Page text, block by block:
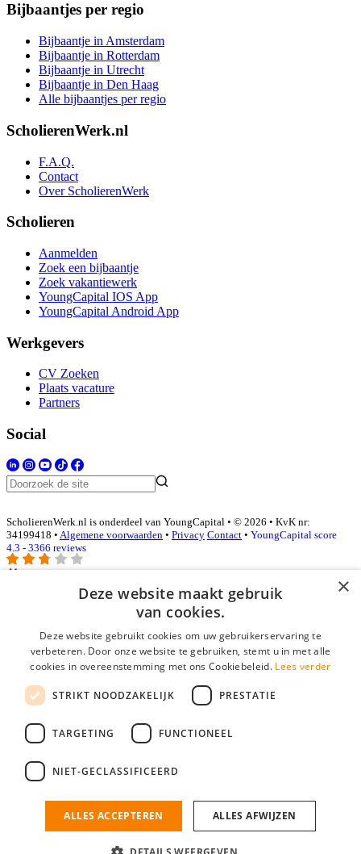
Bijbaantjes per regio
Bijbaantje in Amsterdam
Bijbaantje in Rotterdam
Bijbaantje in Utrecht
Bijbaantje in Den Haag
Alle bijbaantjes per regio
ScholierenWerk.nl
F.A.Q.
Contact
Over ScholierenWerk
Scholieren
Aanmelden
Zoek een bijbaantje
Zoek vakantiewerk
YoungCapital IOS App
YoungCapital Android App
Werkgevers
CV Zoeken
Plaats vacature
Partners
Social
ScholierenWerk.nl is onderdeel van YoungCapital • © 2026 • KvK nr:
34199418 • Algemene voorwaarden • Privacy Contact • YoungCapital score
4.3 - 3366 reviews
E-mail*
Wachtwoord
login gegevens onthouden
login
Bedrijf aanmelden
nieuwe collega/werknemer zo gevonden!
×
Deze website maakt gebruik
van cookies.
Deze website gebruikt cookies om uw gebruikerservaring te
verbeteren. Door onze website te gebruiken, stemt u in met alle
cookies in overeenstemming met ons Cookiebeleid. Lees verder
STRIKT NOODZAKELIJK PRESTATIE
TARGETING FUNCTIONEEL
NIET-GECLASSIFICEERD
ALLES ACCEPTEREN ALLES AFWIJZEN